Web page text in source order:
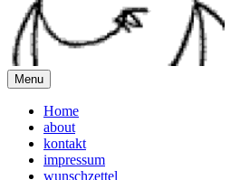
Menu
Home
about
kontakt
impressum
wunschzettel